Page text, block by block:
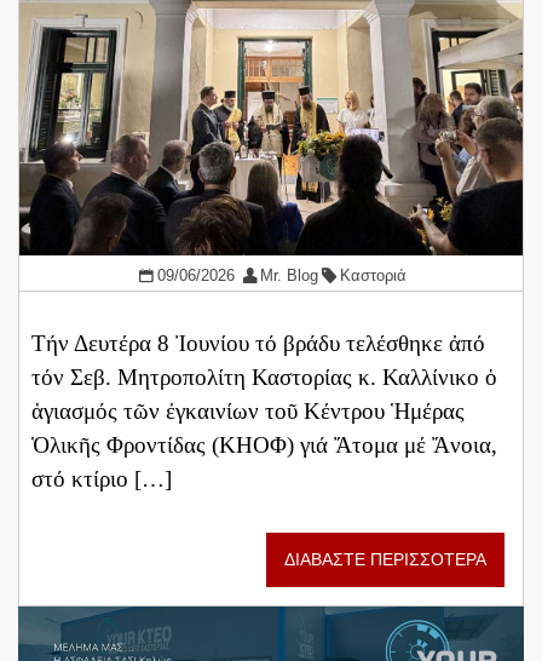
09/06/2026 Mr. Blog Καστοριά
Τήν Δευτέρα 8 Ἰουνίου τό βράδυ τελέσθηκε ἀπό
τόν Σεβ. Μητροπολίτη Καστορίας κ. Καλλίνικο ὁ
ἁγιασμός τῶν ἐγκαινίων τοῦ Κέντρου Ἡμέρας
Ὁλικῆς Φροντίδας (ΚΗΟΦ) γιά Ἄτομα μέ Ἄνοια,
στό κτίριο […]
ΔΙΑΒΑΣΤΕ ΠΕΡΙΣΣΟΤΕΡΑ